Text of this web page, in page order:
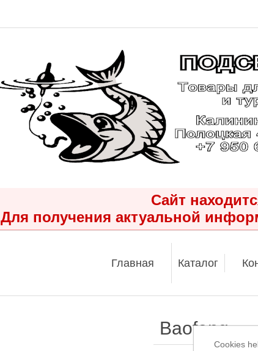
Сайт
Для получения актуальной
Главная Каталог
Baofeng
Cookies